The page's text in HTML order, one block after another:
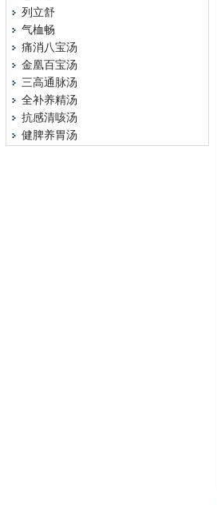
列立舒
气桖畅
痛消八宝汤
金凰百宝汤
三高通脉汤
全补养精汤
抗感清咳汤
健脾养胃汤